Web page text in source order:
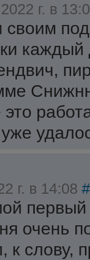
г. в
своим
каждый
уже
г. в 14:08 #
первый
очень
к слову,